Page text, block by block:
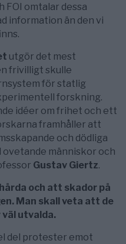
FOI omtalar dessa
information än den vi
utgör det mest
frivilligt skulle
för statlig
forskning.
idéer om frihet och ett
framhåller att
och dödliga
människor och
Gustav Giertz.
och att skador på
Man skall veta att de
utvalda.
del protester emot